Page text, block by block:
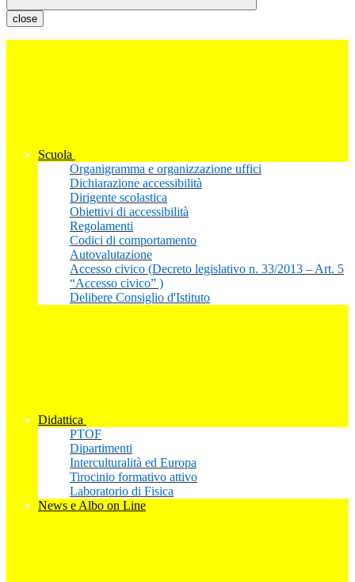
close
Scuola
Organigramma e organizzazione uffici
Dichiarazione accessibilità
Dirigente scolastica
Obiettivi di accessibilità
Regolamenti
Codici di comportamento
Autovalutazione
Accesso civico (Decreto legislativo n. 33/2013 – Art. 5
“Accesso civico” )
Delibere Consiglio d'Istituto
Didattica
PTOF
Dipartimenti
Interculturalità ed Europa
Tirocinio formativo attivo
Laboratorio di Fisica
News e Albo on Line